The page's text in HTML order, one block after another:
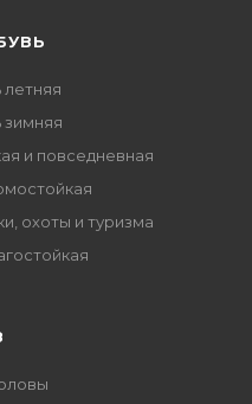
зимняя
и повседневная
охоты и туризма